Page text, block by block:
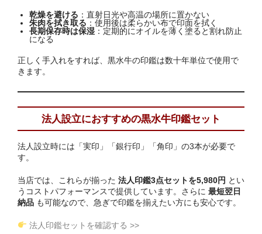
乾燥を避ける ：直射日光や高温の場所に置かない
朱肉を拭き取る ：使用後は柔らかい布で印面を拭く
長期保存時は保湿：定期的にオイルを薄く塗ると割れ防止
になる
正しく手入れをすれば、黒水牛の印鑑は数十年単位で使用で
きます。
法人設立におすすめの黒水牛印鑑セット
法人設立時には「実印」「銀行印」「角印」の3本が必要で
す。
当店では、これらが揃った 法人印鑑3点セットを5,980円 とい
うコストパフォーマンスで提供しています。さらに 最短翌日
納品 も可能なので、急ぎで印鑑を揃えたい方にも安心です。
法人印鑑セットを確認する >>